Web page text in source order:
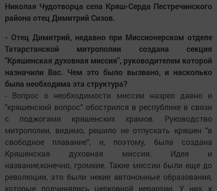
Николая Чудотворца села Кряш-Серда Пестречинского
района отец Димитрий Сизов.
- Отец Димитрий, недавно при Миссионерском отделе
Татарстанской митрополии создана секция
"Кряшенская духовная миссия", руководителем которой
назначили Вас. Чем это было вызвано, и насколько
была необходима эта структура?
- Вопрос о необходимости миссии назрел давно и
"кряшенский вопрос" обострился в республике в связи
с поджогами кряшенских храмов. Руководство
митрополии, видимо, решило не отпускать кряшен "в
свободное плавание", и, поэтому, была создана
Кряшенская духовная миссия. Идея и
название,конечно, громкие. Такие миссии были еще до
революции, это были некие автономные образования,
которые подчинялись церковной иерархии. У них, к